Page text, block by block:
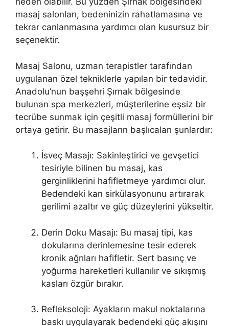
masaj salonları, bedeninizin rahatlamasına ve
tekrar canlanmasına yardımcı olan kusursuz bir
seçenektir.
Masaj Salonu, uzman terapistler tarafından
uygulanan özel tekniklerle yapılan bir tedavidir.
Anadolu’nun başşehri Şırnak bölgesinde
bulunan spa merkezleri, müşterilerine eşsiz bir
tecrübe sunmak için çeşitli masaj formüllerini bir
ortaya getirir. Bu masajların başlıcaları şunlardır:
İsveç Masajı: Sakinleştirici ve gevşetici
tesiriyle bilinen bu masaj, kas
gerginliklerini hafifletmeye yardımcı olur.
Bedendeki kan sirkülasyonunu artırarak
gerilimi azaltır ve güç düzeylerini yükseltir.
Derin Doku Masajı: Bu masaj tipi, kas
dokularına derinlemesine tesir ederek
kronik ağrıları hafifletir. Sert basınç ve
yoğurma hareketleri kullanılır ve sıkışmış
kasları özgür bırakır.
Refleksoloji: Ayakların makul noktalarına
baskı uygulayarak bedendeki güç akışını